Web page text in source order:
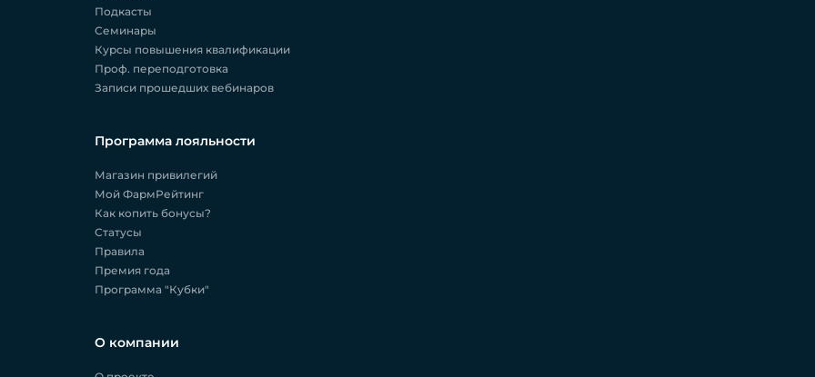
Подкасты
Семинары
Курсы повышения квалификации
Проф. переподготовка
Записи прошедших вебинаров
Программа лояльности
Магазин привилегий
Мой ФармРейтинг
Как копить бонусы?
Статусы
Правила
Премия года
Программа "Кубки"
О компании